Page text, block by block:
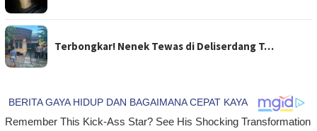
Terbongkar! Nenek Tewas di Deliserdang T…